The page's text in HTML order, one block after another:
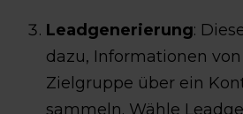
Leadgenerierung:
dazu, Informationen
Zielgruppe über ein
sammeln. Wähle